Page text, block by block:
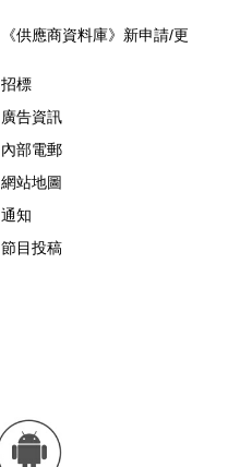
《供應商資料庫》新申請/更
招標
廣告資訊
內部電郵
網站地圖
通知
節目投稿